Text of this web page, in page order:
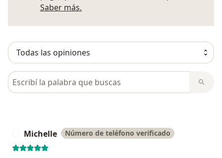
Saber más.
Busca en opiniones
Michelle Número de teléfono verificado